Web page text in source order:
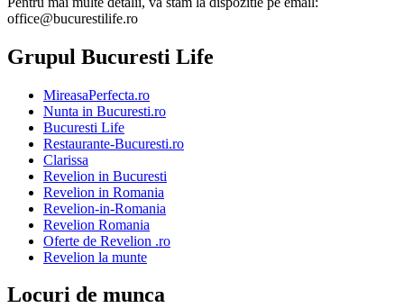
office@bucurestilife.ro
Grupul Bucuresti Life
MireasaPerfecta.ro
Nunta in Bucuresti.ro
Bucuresti Life
Restaurante-Bucuresti.ro
Clarissa
Revelion in Bucuresti
Revelion in Romania
Revelion-in-Romania
Revelion Romania
Oferte de Revelion .ro
Revelion la munte
Locuri de munca